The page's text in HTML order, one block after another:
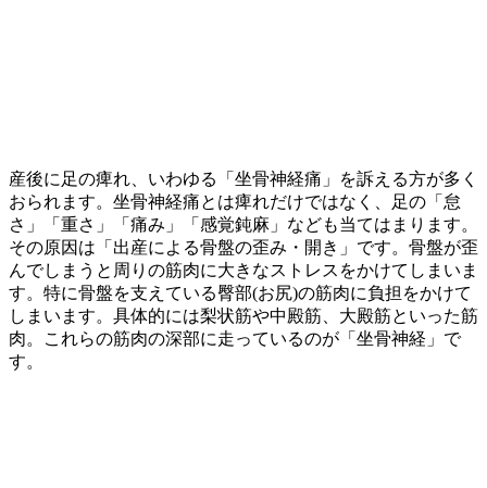
産後に足の痺れ、いわゆる「坐骨神経痛」を訴える方が多く
おられます。坐骨神経痛とは痺れだけではなく、足の「怠
さ」「重さ」「痛み」「感覚鈍麻」なども当てはまります。
その原因は「出産による骨盤の歪み・開き」です。骨盤が歪
んでしまうと周りの筋肉に大きなストレスをかけてしまいま
す。特に骨盤を支えている臀部(お尻)の筋肉に負担をかけて
しまいます。具体的には梨状筋や中殿筋、大殿筋といった筋
肉。これらの筋肉の深部に走っているのが「坐骨神経」で
す。